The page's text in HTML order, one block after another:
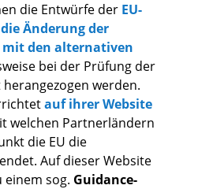
die Entwürfe der EU-
Änderung der
den alternativen
bei der Prüfung der
werden.
auf ihrer Website
welchen Partnerländern
die EU die
Auf dieser Website
einem sog. Guidance-